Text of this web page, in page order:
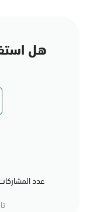
هل
عدد المشاركات: 24640 مشاركة (84%) أعجبهم